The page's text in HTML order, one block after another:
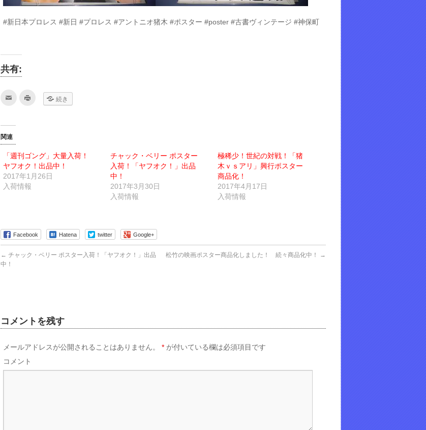
#新日本プロレス #新日 #プロレス #アントニオ猪木 #ポスター #poster #古書ヴィンテージ #神保町
共有:
て
へ
メ
ー
ル
で
送
信
(新
ウ
で
開
ま
し
い
ウ
ィ
ン
ド
続き
関連
「週刊ゴング」大量入荷！
ヤフオク！出品中！
2017年1月26日
入荷情報
チャック・ベリー ポスター
入荷！「ヤフオク！」出品
中！
2017年3月30日
入荷情報
極稀少！世紀の対戦！「猪
木ｖｓアリ」興行ポスター
商品化！
2017年4月17日
入荷情報
Facebook Hatena twitter Google+
← チャック・ベリー ポスター入荷！「ヤフオク！」出品
中！
松竹の映画ポスター商品化しました！ 続々商品化中！ →
コメントを残す
メールアドレスが公開されることはありません。 * が付いている欄は必須項目です
コメント